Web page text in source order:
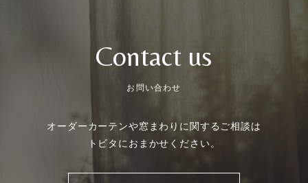
Contact us
お問い合わせ
オーダーカーテンや窓まわりに関するご相談は
トビタにおまかせください。